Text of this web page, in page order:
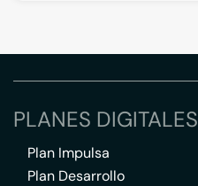
PLANES DIGITALES
Plan Impulsa
Plan Desarrollo